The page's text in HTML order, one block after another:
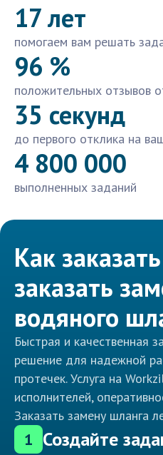
17 лет
помогаем вам решать
96 %
положительных отзывов
35 секунд
до первого отклика на
4 800 000
выполненных заданий
Как
заказать
водяного
Быстрая и качественная
решение для надежной
протечек. Услуга на
исполнителей,
Заказать замену шланга
1 Создайте